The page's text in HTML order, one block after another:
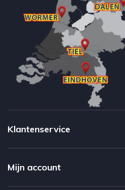
Klantenservice
Mijn account